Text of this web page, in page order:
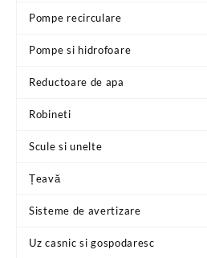
Pompe recirculare
Pompe si hidrofoare
Reductoare de apa
Robineti
Scule si unelte
Țeavă
Sisteme de avertizare
Uz casnic si gospodaresc